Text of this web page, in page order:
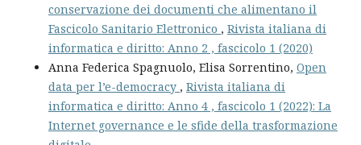
conservazione dei documenti che alimentano il
Fascicolo Sanitario Elettronico , Rivista italiana di
informatica e diritto: Anno 2 , fascicolo 1 (2020)
Anna Federica Spagnuolo, Elisa Sorrentino, Open
data per l’e-democracy , Rivista italiana di
informatica e diritto: Anno 4 , fascicolo 1 (2022): La
Internet governance e le sfide della trasformazione